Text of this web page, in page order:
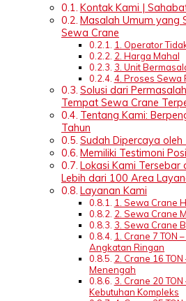
Kontak Kami |
Masalah Umum yang
Sewa Crane
1. Operator
2. Harga Mahal
3. Unit
4. Proses Sewa
Solusi dari
Tempat Sewa Crane
Tentang Kami:
Tahun
Sudah Dipercaya
Memiliki Testimoni
Lokasi Kami Tersebar
Lebih dari 100 Area
Layanan Kami
1. Sewa Crane
2. Sewa Crane
3. Sewa Crane
1. Crane 7 TON
Angkatan Ringan
2. Crane 16
Menengah
3. Crane 20
Kebutuhan Kompleks